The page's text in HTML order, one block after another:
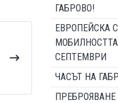
ГАБРОВО!
ЕВРОПЕЙСКА
МОБИЛНОСТТА
СЕПТЕМВРИ
ЧАСЪТ НА
ПРЕБРОЯВАНЕ